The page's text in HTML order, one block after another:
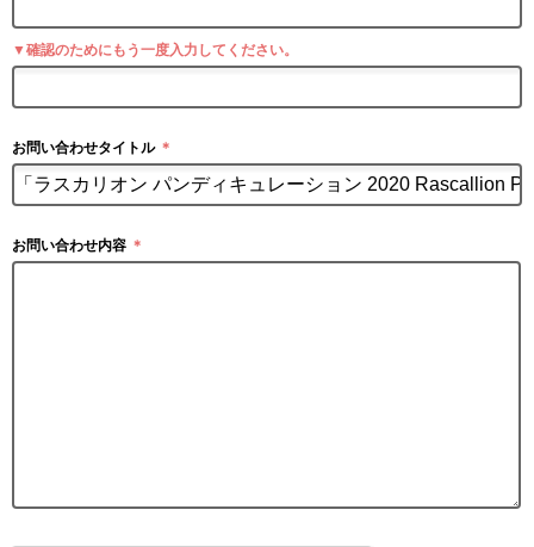
▼確認のためにもう一度入力してください。
お問い合わせタイトル ＊
お問い合わせ内容 ＊